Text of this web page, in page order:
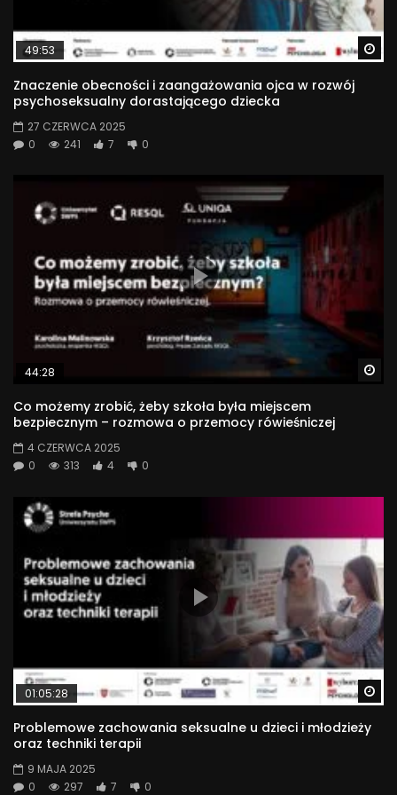
49:53
Znaczenie obecności i zaangażowania ojca w rozwój
psychoseksualny dorastającego dziecka
27 CZERWCA 2025
0
241 7 0
44:28
Co możemy zrobić, żeby szkoła była miejscem
bezpiecznym – rozmowa o przemocy rówieśniczej
4 CZERWCA 2025
0
313 4 0
01:05:28
Problemowe zachowania seksualne u dzieci i młodzieży
oraz techniki terapii
9 MAJA 2025
0
297 7 0